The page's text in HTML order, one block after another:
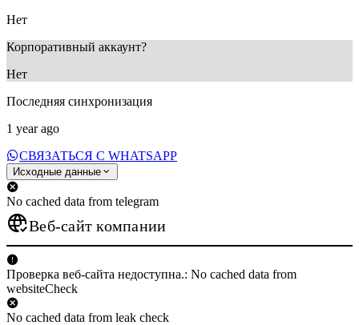
Нет
Корпоративный аккаунт?
Нет
Последняя синхронизация
1 year ago
СВЯЗАТЬСЯ С WHATSAPP
Исходные данные
No cached data from telegram
Веб-сайт компании
Проверка веб-сайта недоступна.: No cached data from
websiteCheck
No cached data from leak check